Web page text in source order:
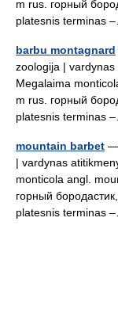
m rus. горный
platesnis
barbu montagnard
zoologija |
Megalaima
m rus. горный
platesnis
mountain barbet —
| vardynas
monticola angl.
горный
platesnis